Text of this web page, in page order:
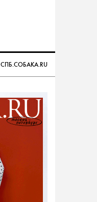
СПБ.СОБАКА.RU